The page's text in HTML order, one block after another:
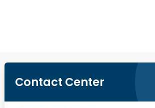
Contact Center